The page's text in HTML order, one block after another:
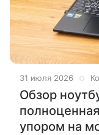
31 июля 2026
Обзор
упором на